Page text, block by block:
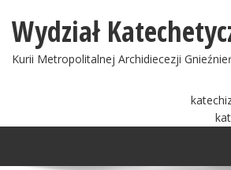
Wydział
Kurii Metropolitalnej Archidiecezji